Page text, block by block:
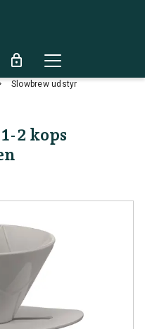
lock
Slowbrew udstyr
2 kops